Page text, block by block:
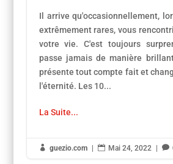
Il arrive qu'occasionnellement,
extrêmement rares, vous
votre vie. C'est toujours
passe jamais de manière
présente tout compte fait et
l'éternité. Les 10...
La Suite...
 guezio.com  Mai 24, 2022 